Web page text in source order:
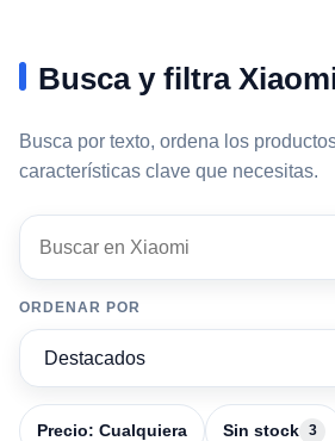
Busca y filtra
Busca por texto, ordena los
características clave que necesitas.
Buscar en Xiaomi
ORDENAR POR
Precio: Cualquiera Sin stock 3
5 productos